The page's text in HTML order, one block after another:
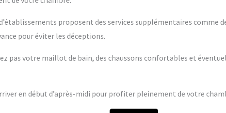
proposent des services supplémentaires comme
pour éviter les déceptions.
pas votre maillot de bain, des chaussons confortables et
en début d’après-midi pour profiter pleinement de votre